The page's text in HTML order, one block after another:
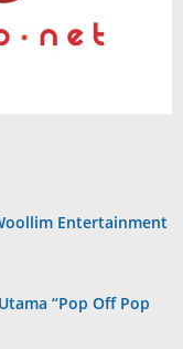
Entertainment
“Pop Off Pop